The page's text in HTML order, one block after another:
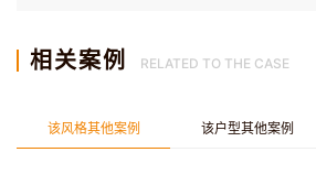
除此以外，还采用了藤编、麻布
相关案例 RELATED TO THE CASE
该风格其他案例 该户型其他案例